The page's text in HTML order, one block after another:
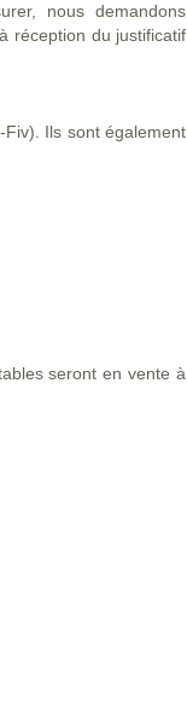
nous demandons
réception du justificatif
Ils sont également
seront en vente à